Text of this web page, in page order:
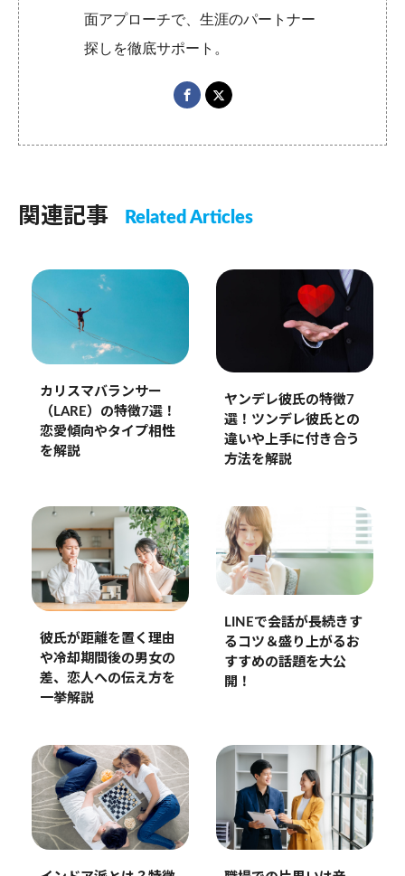
面アプローチで、生涯のパートナー
探しを徹底サポート。
関連記事 Related Articles
カリスマバランサー
（LARE）の特徴7選！
恋愛傾向やタイプ相性
を解説
ヤンデレ彼氏の特徴7
選！ツンデレ彼氏との
違いや上手に付き合う
方法を解説
彼氏が距離を置く理由
や冷却期間後の男女の
差、恋人への伝え方を
一挙解説
LINEで会話が長続きす
るコツ＆盛り上がるお
すすめの話題を大公
開！